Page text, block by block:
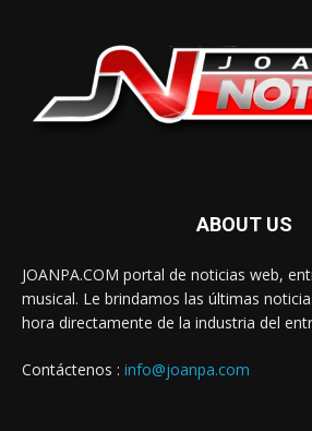
ABOUT US
JOANPA.COM portal de noticias web,
musical. Le brindamos las últimas
hora directamente de la industria del
Contáctenos : info@joanpa.com